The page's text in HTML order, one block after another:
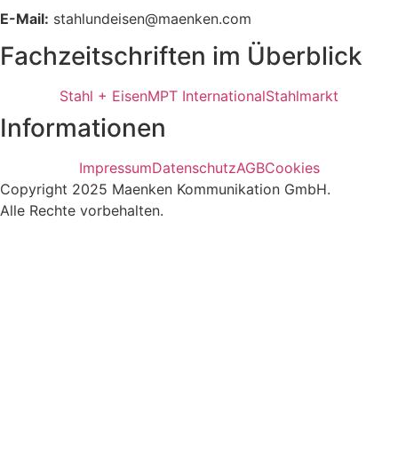
E-Mail: stahlundeisen@maenken.com
Fachzeitschriften im Überblick
Stahl + EisenMPT InternationalStahlmarkt
Informationen
ImpressumDatenschutzAGBCookies
Copyright 2025 Maenken Kommunikation GmbH.
Alle Rechte vorbehalten.